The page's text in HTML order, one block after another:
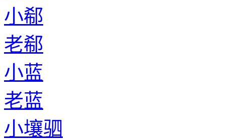
小郗
老郗
小蓝
老蓝
小壤驷